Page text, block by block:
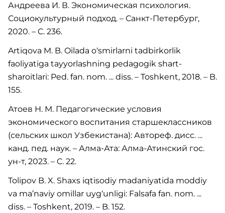
Андреева И. В. Экономическая психология.
Социокультурный подход. – Санкт-Петербург,
2020. – C. 236.
Artiqova M. B. Oilada o‘smirlarni tadbirkorlik
faoliyatiga tayyorlashning pedagogik shart-
sharoitlari: Ped. fan. nom. ... diss. – Toshkent, 2018. – B.
155.
Атоев Н. М. Педагогические условия
экономического воспитания старшеклассников
(сельских школ Узбекистана): Автореф. дисс. ...
канд. пед. наук. – Алма-Ата: Алма-Атинский гос.
ун-т, 2023. – C. 22.
Tolipov B. X. Shaxs iqtisodiy madaniyatida moddiy
va ma’naviy omillar uyg‘unligi: Falsafa fan. nom. ...
diss. – Toshkent, 2019. – B. 152.